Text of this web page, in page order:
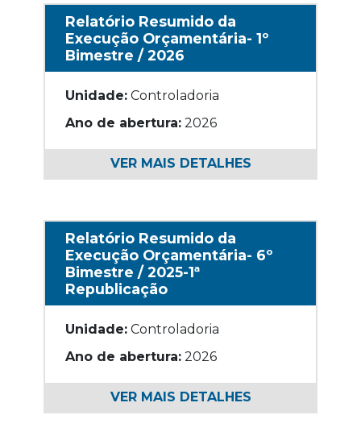
Relatório Resumido da
Execução Orçamentária- 1º
Bimestre / 2026
Unidade: Controladoria
Ano de abertura: 2026
VER MAIS DETALHES
Relatório Resumido da
Execução Orçamentária- 6º
Bimestre / 2025-1ª
Republicação
Unidade: Controladoria
Ano de abertura: 2026
VER MAIS DETALHES